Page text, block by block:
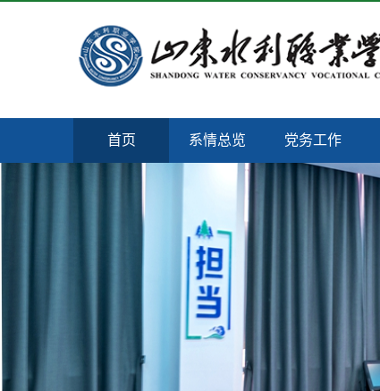
首页 系情总览 党务工作